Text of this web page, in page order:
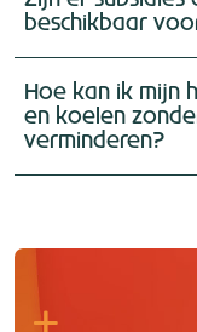
beschikbaar
Hoe kan ik mijn
en koelen
verminderen?